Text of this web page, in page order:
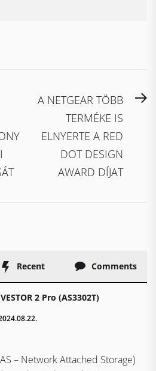
A NETGEAR TÖBB
TERMÉKE IS
ELNYERTE A RED
DOT DESIGN
AWARD DÍJAT
Recent Comments
2 Pro (AS3302T)
– Network Attached Storage)